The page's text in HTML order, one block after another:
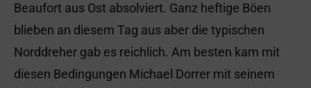
Beaufort aus Ost absolviert. Ganz heftige Böen
blieben an diesem Tag aus aber die typischen
Norddreher gab es reichlich. Am besten kam mit
diesen Bedingungen Michael Dorrer mit seinem